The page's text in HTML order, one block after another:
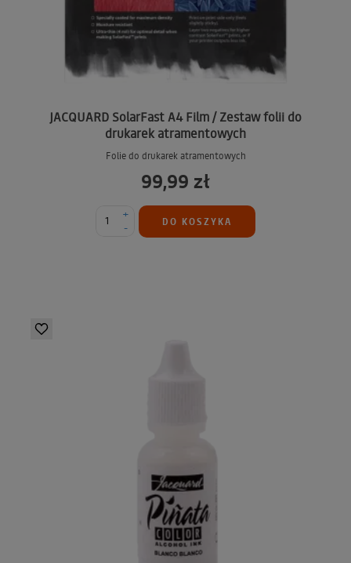
JACQUARD SolarFast A4 Film / Zestaw folii do
drukarek atramentowych
Folie do drukarek atramentowych
99,99 zł
-
+
DO KOSZYKA